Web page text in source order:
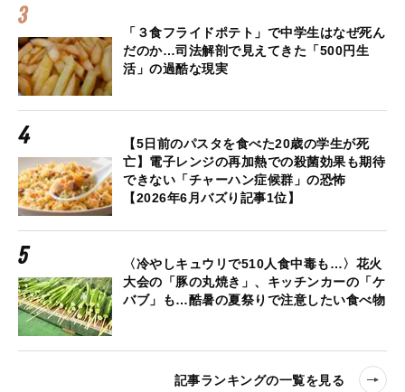
「３食フライドポテト」で中学生はなぜ死ん
だのか…司法解剖で見えてきた「500円生
活」の過酷な現実
【5日前のパスタを食べた20歳の学生が死
亡】電子レンジの再加熱での殺菌効果も期待
できない「チャーハン症候群」の恐怖
【2026年6月バズり記事1位】
〈冷やしキュウリで510人食中毒も…〉花火
大会の「豚の丸焼き」、キッチンカーの「ケ
バブ」も…酷暑の夏祭りで注意したい食べ物
記事ランキングの一覧を見る